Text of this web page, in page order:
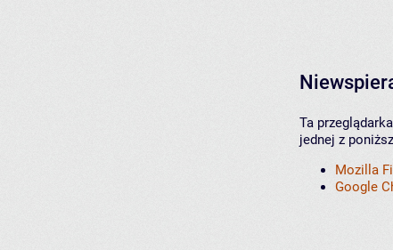
Ta
jednej z
Mozilla
Google